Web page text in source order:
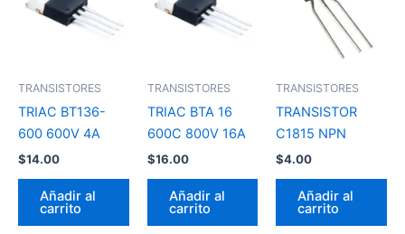
TRANSISTORES
TRIAC BT136-
600 600V 4A
$14.00
Añadir al
carrito
TRANSISTORES
TRIAC BTA 16
600C 800V 16A
$16.00
Añadir al
carrito
TRANSISTORES
TRANSISTOR
C1815 NPN
$4.00
Añadir al
carrito